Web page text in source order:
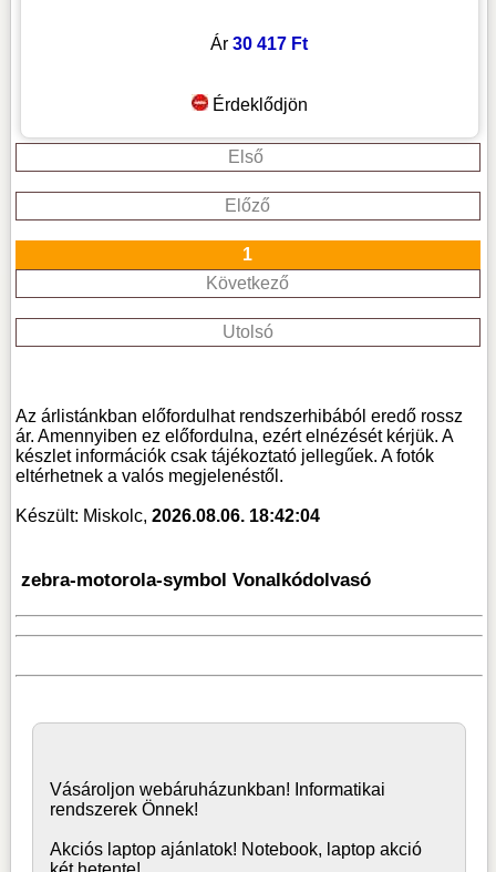
Ár30 417 Ft
Érdeklődjön
Első
Előző
1
Következő
Utolsó
Az árlistánkban előfordulhat rendszerhibából eredő rossz
ár. Amennyiben ez előfordulna, ezért elnézését kérjük. A
készlet információk csak tájékoztató jellegűek. A fotók
eltérhetnek a valós megjelenéstől.
Készült: Miskolc,2026.08.06. 18:42:04
zebra-motorola-symbol Vonalkódolvasó
Vásároljonwebáruházunkban! Informatikai
rendszerek Önnek!
Akciós laptop ajánlatok! Notebook, laptop akció